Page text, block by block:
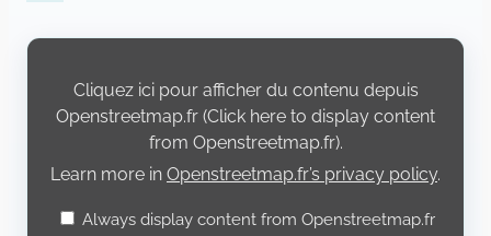
Display
Openstreetmap.fr
Cliquez ici pour afficher du contenu depuis
Openstreetmap.fr (Click here to display content
from Openstreetmap.fr).
Learn more in Openstreetmap.fr’s privacy policy.
Always display content from Openstreetmap.fr